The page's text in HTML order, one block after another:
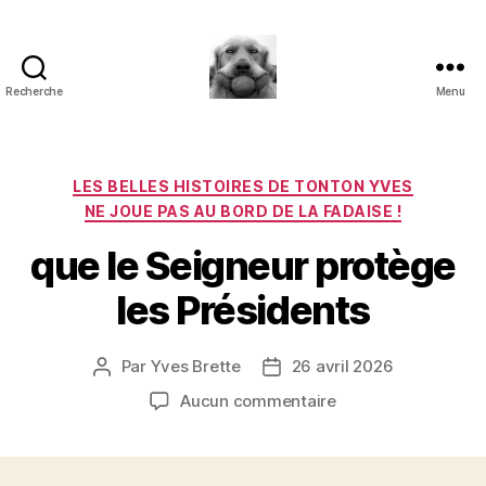
Recherche
paradoxe
en
fleur
Menu
Catégories
LES BELLES HISTOIRES DE TONTON YVES
NE JOUE PAS AU BORD DE LA FADAISE !
que le Seigneur protège
les Présidents
Auteur
l’article
Par Yves Brette
Date26 avril 2026
Aucun commentairesur